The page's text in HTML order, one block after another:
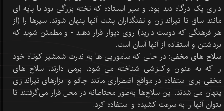
دارای یک درگاه دید بود. و سپر ایستاده که تخته بزرگی بود با پایه ای
مانند ساق تا تیراندازان و تفنگداران پشت آنها پنهان شوند. سپرها را (از
هر فرهنگی که دوست دارید) روی دیوار قرار دهید - و مطمئن شوید که
برداشتن و استفاده از آنها آسان است.
سلاح های مخفی: در حالی که سامورایی ها به ندرت شمشیر کوتاه خود
را که به عنوان واکیزاشی شناخته می شود، برمی دارند، سلاح های
مخفی برای استفاده در مواقع اضطراری مانند چاقو و ابزارهای تیراندازی
پنهان می شدند. این سلاح‌ها به‌طور محتاطانه در محل قرار می‌گرفتند تا
بتوان آنها را به سرعت کشیده و استفاده کرد.